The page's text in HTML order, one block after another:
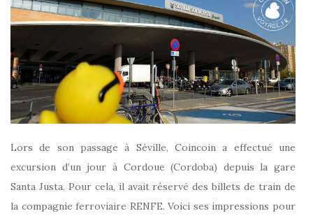
Lors de son passage à Séville, Coincoin a effectué une
excursion d’un jour à Cordoue (Cordoba) depuis la gare
Santa Justa. Pour cela, il avait réservé des billets de train de
la compagnie ferroviaire RENFE. Voici ses impressions pour